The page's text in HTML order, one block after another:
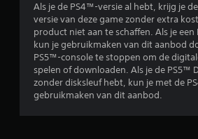
Als je de PS4™-versie al hebt, krijg je
versie van deze game zonder extra
product niet aan te schaffen. Als je
kun je gebruikmaken van dit aanbod
PS5™-console te stoppen om de
spelen of downloaden. Als je de PS5™
zonder disksleuf hebt, kun je met de
gebruikmaken van dit aanbod.